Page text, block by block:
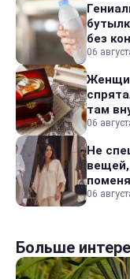
без
06
там
06
Не
вещей,
06
Больше